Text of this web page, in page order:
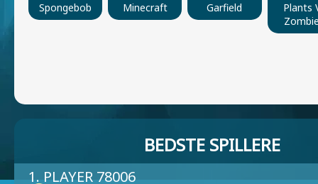
Spongebob Minecraft Garfield
Plants
BEDSTE SPILLERE
1. PLAYER 78006